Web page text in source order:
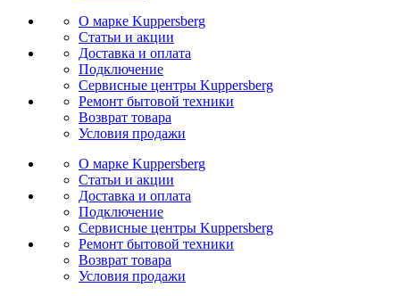
О марке Kuppersberg
Статьи и акции
Доставка и оплата
Подключение
Сервисные центры Kuppersberg
Ремонт бытовой техники
Возврат товара
Условия продажи
О марке Kuppersberg
Статьи и акции
Доставка и оплата
Подключение
Сервисные центры Kuppersberg
Ремонт бытовой техники
Возврат товара
Условия продажи